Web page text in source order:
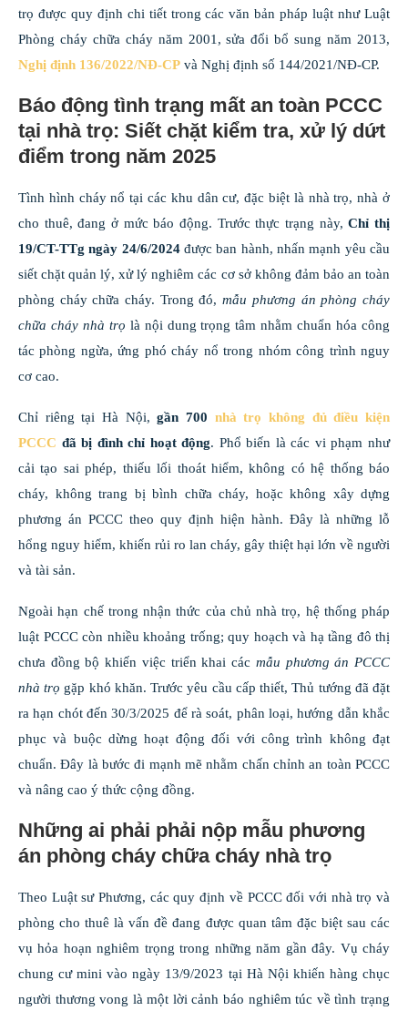
trọ được quy định chi tiết trong các văn bản pháp luật như Luật
Phòng cháy chữa cháy năm 2001, sửa đổi bổ sung năm 2013,
Nghị định 136/2022/NĐ-CP và Nghị định số 144/2021/NĐ-CP.
Báo động tình trạng mất an toàn PCCC
tại nhà trọ: Siết chặt kiểm tra, xử lý dứt
điểm trong năm 2025
Tình hình cháy nổ tại các khu dân cư, đặc biệt là nhà trọ, nhà ở
cho thuê, đang ở mức báo động. Trước thực trạng này, Chỉ thị
19/CT-TTg ngày 24/6/2024được ban hành, nhấn mạnh yêu cầu
siết chặt quản lý, xử lý nghiêm các cơ sở không đảm bảo an toàn
phòng cháy chữa cháy. Trong đó,mẫu phương án phòng cháy
chữa cháy nhà trọ là nội dung trọng tâm nhằm chuẩn hóa công
tác phòng ngừa, ứng phó cháy nổ trong nhóm công trình nguy
cơ cao.
Chỉ riêng tại Hà Nội,gần 700 nhà trọ không đủ điều kiện
PCCC đã bị đình chỉ hoạt động. Phổ biến là các vi phạm như
cải tạo sai phép, thiếu lối thoát hiểm, không có hệ thống báo
cháy, không trang bị bình chữa cháy, hoặc không xây dựng
phương án PCCC theo quy định hiện hành. Đây là những lỗ
hổng nguy hiểm, khiến rủi ro lan cháy, gây thiệt hại lớn về người
và tài sản.
Ngoài hạn chế trong nhận thức của chủ nhà trọ, hệ thống pháp
luật PCCC còn nhiều khoảng trống; quy hoạch và hạ tầng đô thị
chưa đồng bộ khiến việc triển khai các mẫu phương án PCCC
nhà trọ gặp khó khăn. Trước yêu cầu cấp thiết, Thủ tướng đã đặt
ra hạn chót đến 30/3/2025 để rà soát, phân loại, hướng dẫn khắc
phục và buộc dừng hoạt động đối với công trình không đạt
chuẩn. Đây là bước đi mạnh mẽ nhằm chấn chỉnh an toàn PCCC
và nâng cao ý thức cộng đồng.
Những ai phải phải nộp mẫu phương
án phòng cháy chữa cháy nhà trọ
Theo Luật sư Phương, các quy định về PCCC đối với nhà trọ và
phòng cho thuê là vấn đề đang được quan tâm đặc biệt sau các
vụ hỏa hoạn nghiêm trọng trong những năm gần đây. Vụ cháy
chung cư mini vào ngày 13/9/2023 tại Hà Nội khiến hàng chục
người thương vong là một lời cảnh báo nghiêm túc về tình trạng